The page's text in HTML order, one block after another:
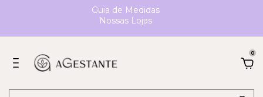
Guia de Medidas
Nossas Lojas
0